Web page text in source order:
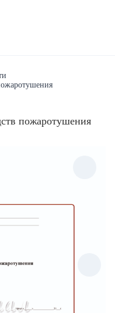
пожаротушения